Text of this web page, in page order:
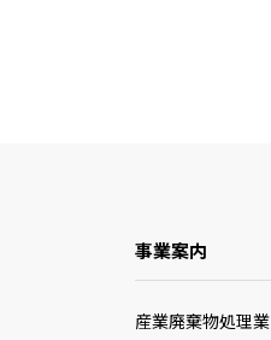
事業案内
産業廃棄物処理業